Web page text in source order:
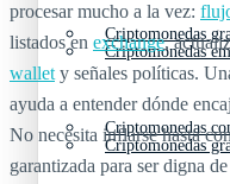
Criptomonedas
Criptomonedas
Criptomonedas
Criptomonedas
procesar mucho a la vez:
listados en exchange,
wallet y señales políticas.
ayuda a entender dónde
No necesita inflarse hasta
garantizada para ser digna